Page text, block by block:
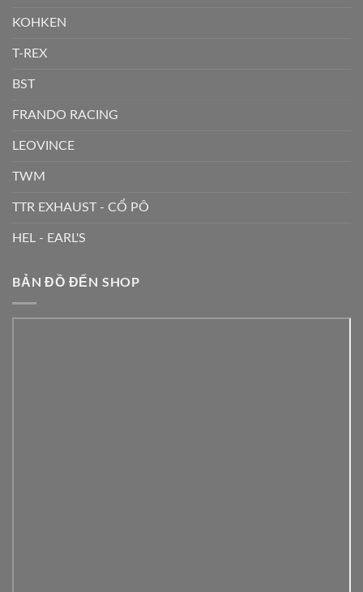
KOHKEN
T-REX
BST
FRANDO RACING
LEOVINCE
TWM
TTR EXHAUST - CỔ PÔ
HEL - EARL'S
BẢN ĐỒ ĐẾN SHOP